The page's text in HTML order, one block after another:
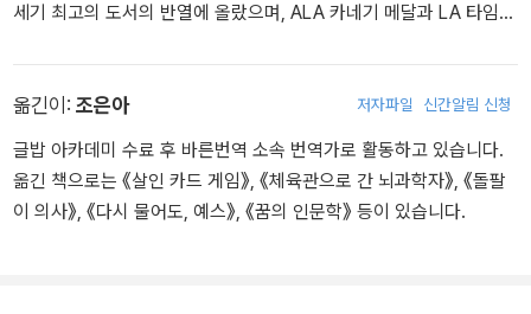
세기 최고의 도서의 반열에 올랐으며, ALA 카네기 메달과 LA 타임스
턴 대학교, 베닝턴 글쓰기 수업에서 문예 창작을 가르치며 스토리스
튜디오 시카고에서 예술 감독으로 일하고 있다. 그녀의 책은 20개 이
상의 국가에 번역되었다.
옮긴이: 조은아 저자파일 신간알림 신청
글밥 아카데미 수료 후 바른번역 소속 번역가로 활동하고 있습니다.
옮긴 책으로는 《살인 카드 게임》, 《체육관으로 간 뇌과학자》, 《돌팔
이 의사》, 《다시 물어도, 예스》, 《꿈의 인문학》 등이 있습니다.